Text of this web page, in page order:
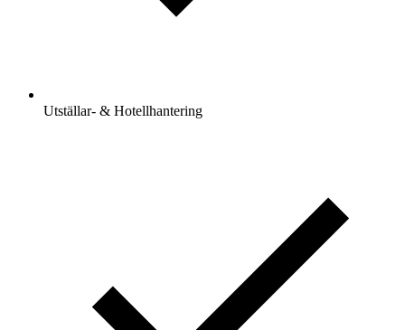
Utställar- & Hotellhantering